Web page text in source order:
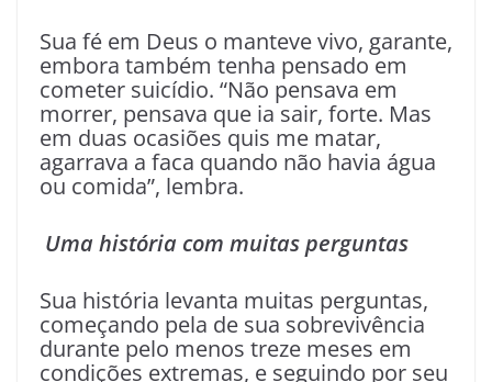
Sua fé em Deus o manteve vivo, garante,
embora também tenha pensado em
cometer suicídio. “Não pensava em
morrer, pensava que ia sair, forte. Mas
em duas ocasiões quis me matar,
agarrava a faca quando não havia água
ou comida”, lembra.
Uma história com muitas perguntas
Sua história levanta muitas perguntas,
começando pela de sua sobrevivência
durante pelo menos treze meses em
condições extremas, e seguindo por seu